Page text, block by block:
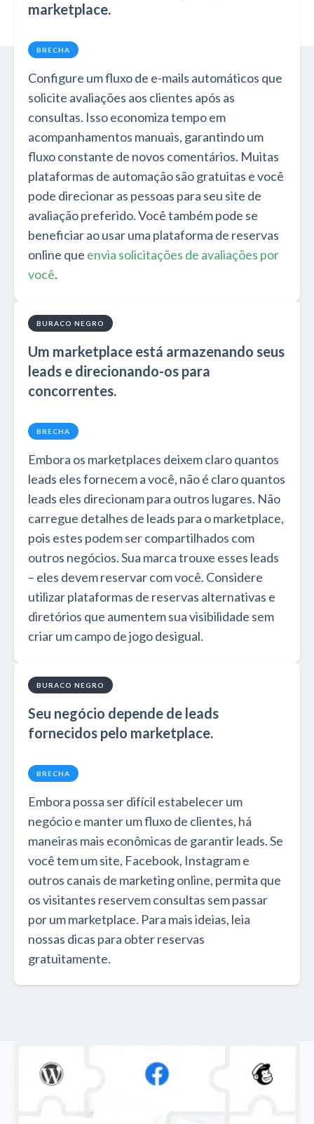
marketplace.
BRECHA
Configure um fluxo de e-mails automáticos que
solicite avaliações aos clientes após as
consultas. Isso economiza tempo em
acompanhamentos manuais, garantindo um
fluxo constante de novos comentários. Muitas
plataformas de automação são gratuitas e você
pode direcionar as pessoas para seu site de
avaliação preferido. Você também pode se
beneficiar ao usar uma plataforma de reservas
online que envia solicitações de avaliações por
você.
BURACO NEGRO
Um marketplace está armazenando seus
leads e direcionando-os para
concorrentes.
BRECHA
Embora os marketplaces deixem claro quantos
leads eles fornecem a você, não é claro quantos
leads eles direcionam para outros lugares. Não
carregue detalhes de leads para o marketplace,
pois estes podem ser compartilhados com
outros negócios. Sua marca trouxe esses leads
– eles devem reservar com você. Considere
utilizar plataformas de reservas alternativas e
diretórios que aumentem sua visibilidade sem
criar um campo de jogo desigual.
BURACO NEGRO
Seu negócio depende de leads
fornecidos pelo marketplace.
BRECHA
Embora possa ser difícil estabelecer um
negócio e manter um fluxo de clientes, há
maneiras mais econômicas de garantir leads. Se
você tem um site, Facebook, Instagram e
outros canais de marketing online, permita que
os visitantes reservem consultas sem passar
por um marketplace. Para mais ideias, leia
nossas dicas para obter reservas
gratuitamente.